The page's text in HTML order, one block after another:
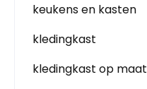
keukens en kasten
kledingkast
kledingkast op maat